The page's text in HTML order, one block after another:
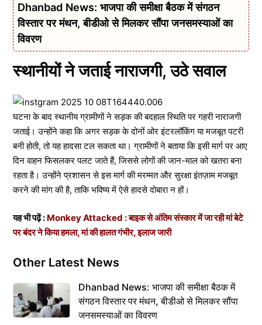
Dhanbad News: भाजपा की समीक्षा बैठक में संगठन
विस्तार पर मंथन, बीडीओ से मिलकर सौंपा जनसमस्याओं का
विवरण
स्थानीयों ने जताई नाराजगी, उठे सवाल
घटना के बाद स्थानीय ग्रामीणों ने सड़क की बदहाल स्थिति पर गहरी नाराजगी
जताई। उन्होंने कहा कि अगर सड़क के दोनों ओर इंटरलॉकिंग या मजबूत पटरी
बनी होती, तो यह हादसा टल सकता था। ग्रामीणों ने बताया कि इसी मार्ग पर आए
दिन वाहन फिसलकर पलट जाते हैं, जिससे लोगों की जान-माल को खतरा बना
रहता है। उन्होंने प्रशासन से इस मार्ग की मरम्मत और सुरक्षा इंतज़ाम मजबूत
करने की मांग की है, ताकि भविष्य में ऐसे हादसे दोबारा न हों।
यह भी पढ़ें : Monkey Attacked : बाइक से अंतिम संस्कार में जा रही मां बेटे
पर बंदर ने किया हमला, मां की हालत गंभीर, इलाज जारी
Other Latest News
Dhanbad News: भाजपा की समीक्षा बैठक में
संगठन विस्तार पर मंथन, बीडीओ से मिलकर सौंपा
जनसमस्याओं का विवरण